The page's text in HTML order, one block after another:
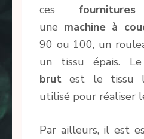
cesfournitures
une machine à
90 ou 100, un
un tissu épais. Le
brut est le tissu
utilisé pour réaliser
Par ailleurs, il est